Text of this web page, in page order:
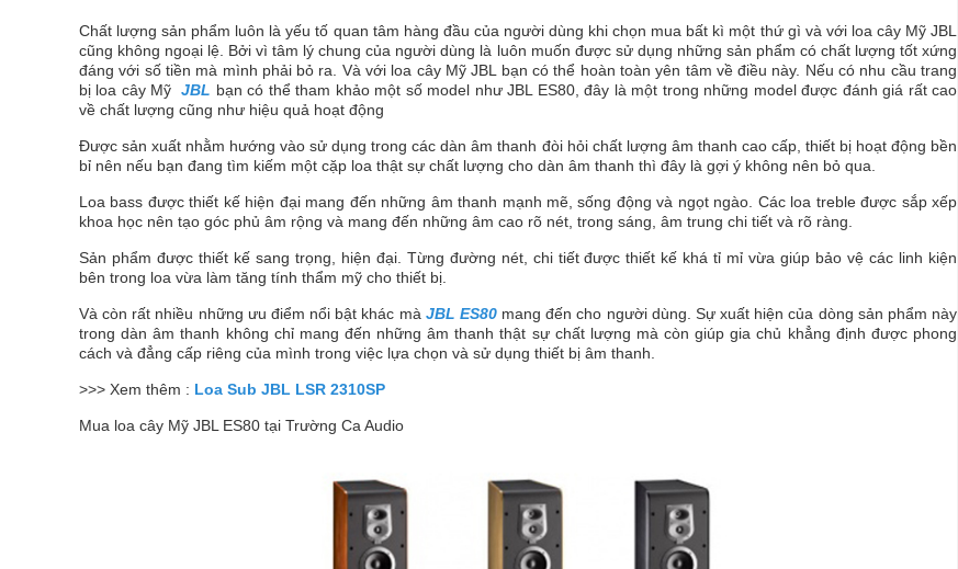
Chất lượng sản phẩm luôn là yếu tố quan tâm hàng đầu của người dùng khi chọn mua bất kì một thứ gì và với loa cây Mỹ JBL
cũng không ngoại lệ. Bởi vì tâm lý chung của người dùng là luôn muốn được sử dụng những sản phẩm có chất lượng tốt xứng
đáng với số tiền mà mình phải bỏ ra. Và với loa cây Mỹ JBL bạn có thể hoàn toàn yên tâm về điều này. Nếu có nhu cầu trang
bị loa cây Mỹ JBL bạn có thể tham khảo một số model như JBL ES80, đây là một trong những model được đánh giá rất cao
về chất lượng cũng như hiệu quả hoạt động
Được sản xuất nhằm hướng vào sử dụng trong các dàn âm thanh đòi hỏi chất lượng âm thanh cao cấp, thiết bị hoạt động bền
bỉ nên nếu bạn đang tìm kiếm một cặp loa thật sự chất lượng cho dàn âm thanh thì đây là gợi ý không nên bỏ qua.
Loa bass được thiết kế hiện đại mang đến những âm thanh mạnh mẽ, sống động và ngọt ngào. Các loa treble được sắp xếp
khoa học nên tạo góc phủ âm rộng và mang đến những âm cao rõ nét, trong sáng, âm trung chi tiết và rõ ràng.
Sản phẩm được thiết kế sang trọng, hiện đại. Từng đường nét, chi tiết được thiết kế khá tỉ mỉ vừa giúp bảo vệ các linh kiện
bên trong loa vừa làm tăng tính thẩm mỹ cho thiết bị.
Và còn rất nhiều những ưu điểm nổi bật khác mà JBL ES80mang đến cho người dùng. Sự xuất hiện của dòng sản phẩm này
trong dàn âm thanh không chỉ mang đến những âm thanh thật sự chất lượng mà còn giúp gia chủ khẳng định được phong
cách và đẳng cấp riêng của mình trong việc lựa chọn và sử dụng thiết bị âm thanh.
>>> Xem thêm : Loa Sub JBL LSR 2310SP
Mua loa cây Mỹ JBL ES80 tại Trường Ca Audio